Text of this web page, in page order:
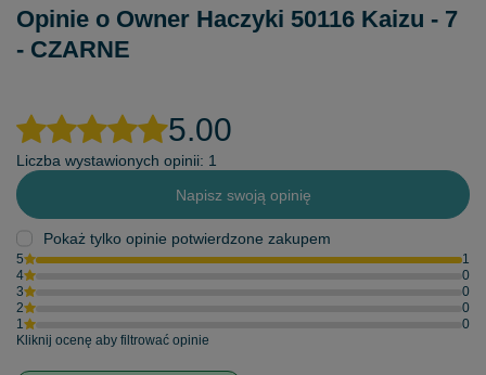
Opinie o Owner Haczyki 50116 Kaizu - 7
- CZARNE
5.00
Liczba wystawionych opinii: 1
Napisz swoją opinię
Pokaż tylko opinie potwierdzone zakupem
5
1
4
0
3
0
2
0
1
0
Kliknij ocenę aby filtrować opinie